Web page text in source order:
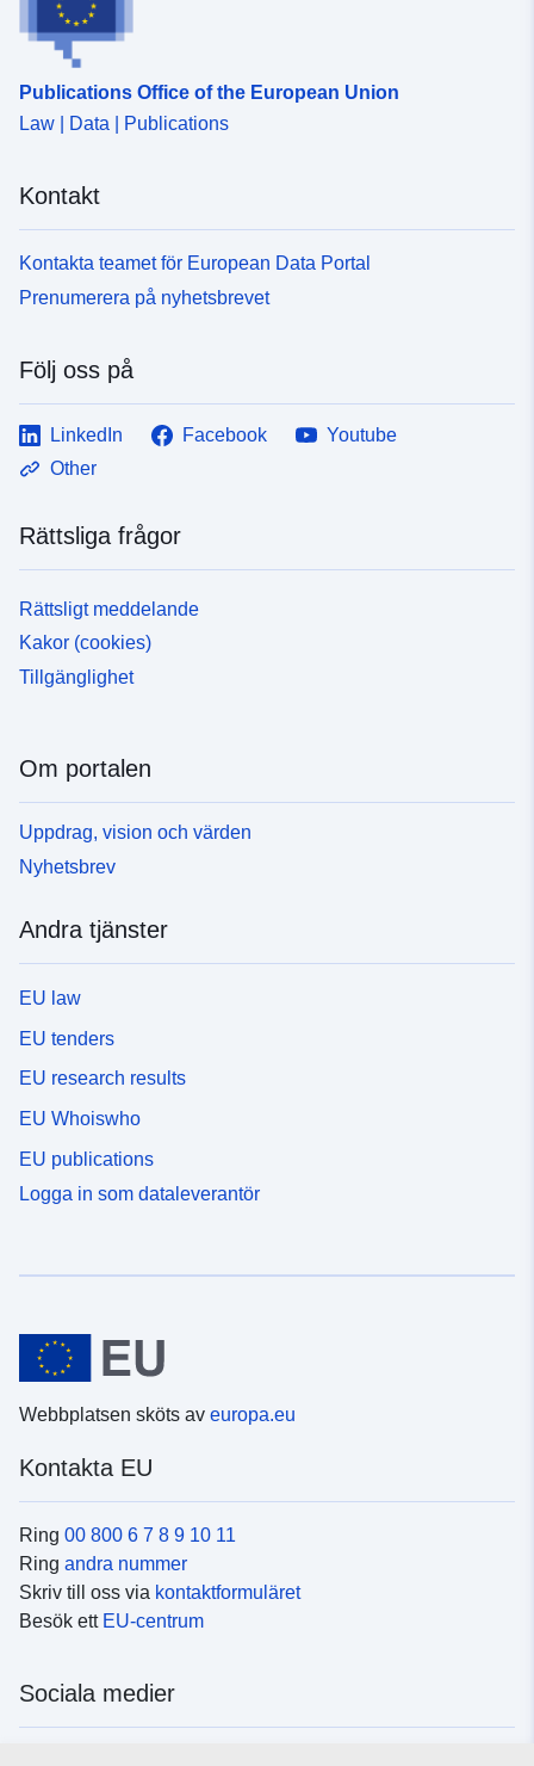
Publications Office of the European Union
Law | Data | Publications
Kontakt
Kontakta teamet för European Data Portal
Prenumerera på nyhetsbrevet
Följ oss på
LinkedIn Facebook
Youtube
Other
Rättsliga frågor
Rättsligt meddelande
Kakor (cookies)
Tillgänglighet
Om portalen
Uppdrag, vision och värden
Nyhetsbrev
Andra tjänster
EU law
EU tenders
EU research results
EU Whoiswho
EU publications
Logga in som dataleverantör
Webbplatsen sköts av europa.eu
Kontakta EU
Ring 00 800 6 7 8 9 10 11
Ring andra nummer
Skriv till oss via kontaktformuläret
Besök ett EU-centrum
Sociala medier